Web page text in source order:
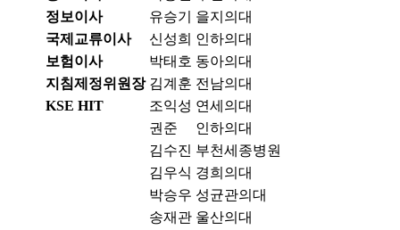
정보이사
유승기
을지의대
국제교류이사
신성희 인하의대
보험이사
박태호 동아의대
지침제정위원장 김계훈 전남의대
KSE HIT
조익성 연세의대
권준
인하의대
김수진 부천세종병원
김우식 경희의대
박승우 성균관의대
송재관 울산의대